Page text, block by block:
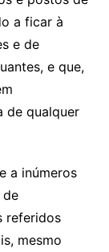
a ficar à
e de
e que,
de qualquer
a inúmeros
de
referidos
mesmo